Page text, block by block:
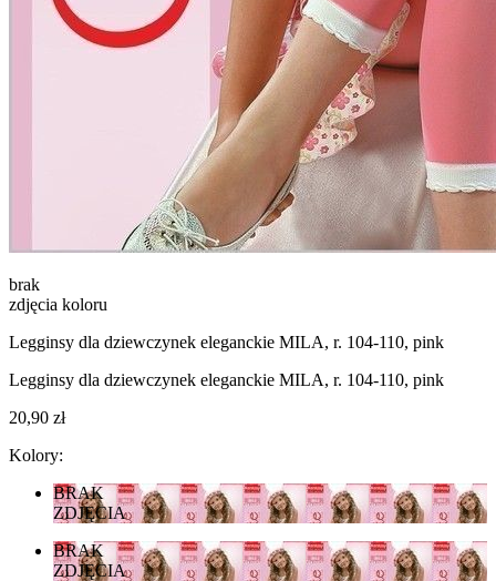
brak
zdjęcia koloru
Legginsy dla dziewczynek eleganckie MILA, r. 104-110, pink
Legginsy dla dziewczynek eleganckie MILA, r. 104-110, pink
20,90 zł
Kolory:
BRAK
ZDJĘCIA
BRAK
ZDJĘCIA